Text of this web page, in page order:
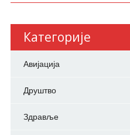
Категорије
Авијација
Друштво
Здравље